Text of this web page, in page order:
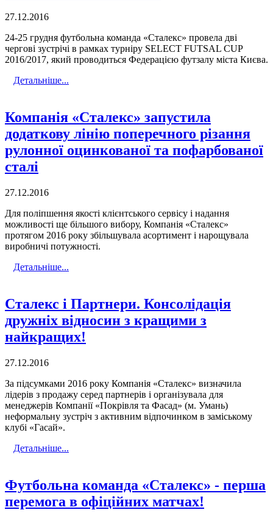
27.12.2016
24-25 грудня футбольна команда «Сталекс» провела дві
чергові зустрічі в рамках турніру SELECT FUTSAL CUP
2016/2017, який проводиться Федерацією футзалу міста Києва.
Детальніше...
Компанія «Сталекс» запустила
додаткову лінію поперечного різання
рулонної оцинкованої та пофарбованої
сталі
27.12.2016
Для поліпшення якості клієнтського сервісу і надання
можливості ще більшого вибору, Компанія «Сталекс»
протягом 2016 року збільшувала асортимент і нарощувала
виробничі потужності.
Детальніше...
Сталекс і Партнери. Консолідація
дружніх відносин з кращими з
найкращих!
27.12.2016
За підсумками 2016 року Компанія «Сталекс» визначила
лідерів з продажу серед партнерів і організувала для
менеджерів Компанії «Покрівля та Фасад» (м. Умань)
неформальну зустріч з активним відпочинком в заміському
клубі «Гасай».
Детальніше...
Футбольна команда «Сталекс» - перша
перемога в офіційних матчах!